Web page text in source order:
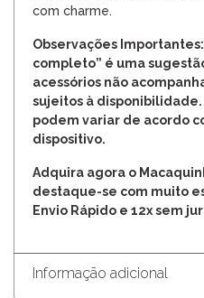
com charme.
Observações Importantes:
completo” é uma
acessórios não
sujeitos à disponibilidade.
podem variar de acordo
dispositivo.
Adquira agora o
destaque-se com muito
Envio Rápido e 12x sem
Informação adicional